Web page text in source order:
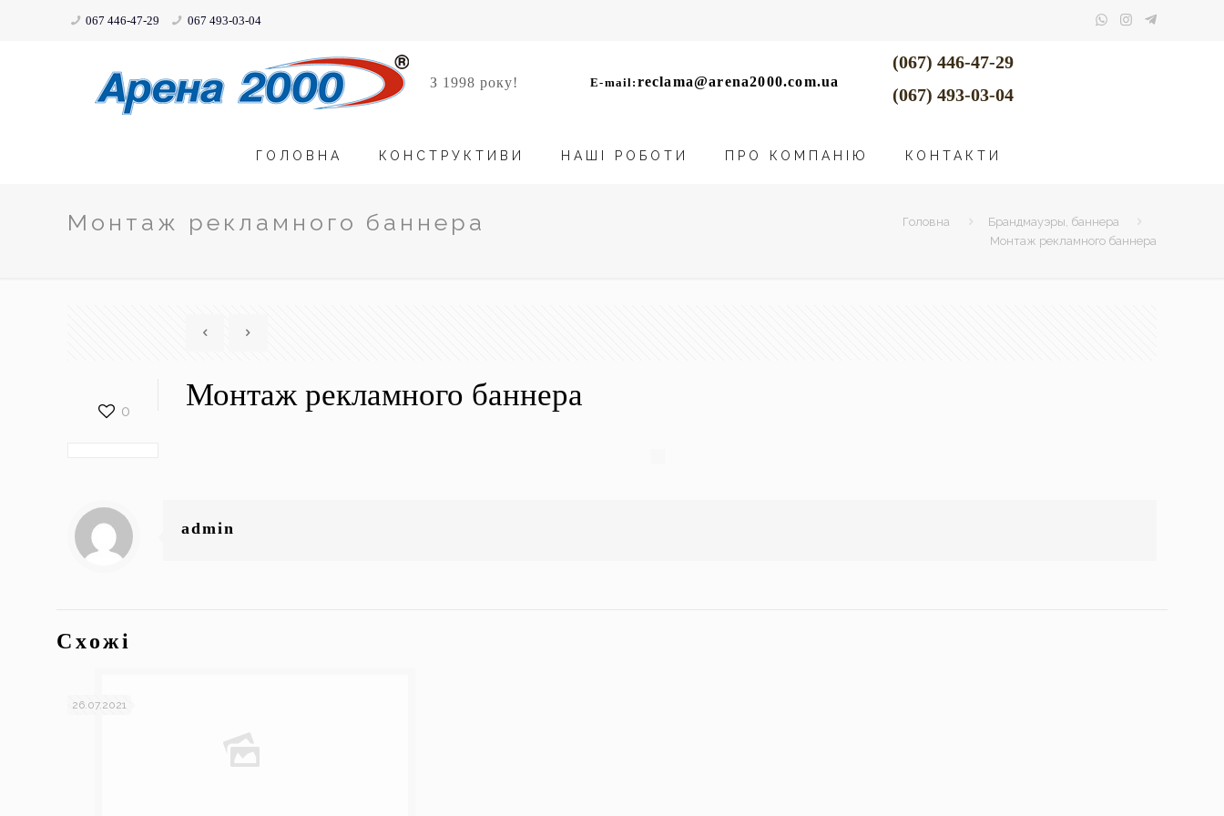
067 446-47-29 067 493-03-04
З 1998 року! E-mail: reclama@arena2000.com.ua
(067) 446-47-29
(067) 493-03-04
ГОЛОВНА КОНСТРУКТИВИ НАШІ РОБОТИ ПРО КОМПАНІЮ КОНТАКТИ
Монтаж рекламного баннера Головна
Брандмауэры, баннера
Монтаж рекламного баннера
0 Монтаж рекламного баннера
admin
Схожі
26.07.2021